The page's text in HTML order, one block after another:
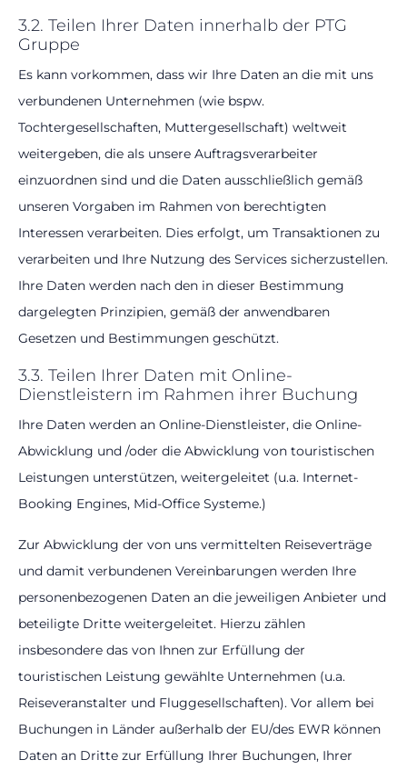
3.2. Teilen Ihrer Daten innerhalb der PTG
Gruppe
Es kann vorkommen, dass wir Ihre Daten an die mit uns
verbundenen Unternehmen (wie bspw.
Tochtergesellschaften, Muttergesellschaft) weltweit
weitergeben, die als unsere Auftragsverarbeiter
einzuordnen sind und die Daten ausschließlich gemäß
unseren Vorgaben im Rahmen von berechtigten
Interessen verarbeiten. Dies erfolgt, um Transaktionen zu
verarbeiten und Ihre Nutzung des Services sicherzustellen.
Ihre Daten werden nach den in dieser Bestimmung
dargelegten Prinzipien, gemäß der anwendbaren
Gesetzen und Bestimmungen geschützt.
3.3. Teilen Ihrer Daten mit Online-
Dienstleistern im Rahmen ihrer Buchung
Ihre Daten werden an Online-Dienstleister, die Online-
Abwicklung und /oder die Abwicklung von touristischen
Leistungen unterstützen, weitergeleitet (u.a. Internet-
Booking Engines, Mid-Office Systeme.)
Zur Abwicklung der von uns vermittelten Reiseverträge
und damit verbundenen Vereinbarungen werden Ihre
personenbezogenen Daten an die jeweiligen Anbieter und
beteiligte Dritte weitergeleitet. Hierzu zählen
insbesondere das von Ihnen zur Erfüllung der
touristischen Leistung gewählte Unternehmen (u.a.
Reiseveranstalter und Fluggesellschaften). Vor allem bei
Buchungen in Länder außerhalb der EU/des EWR können
Daten an Dritte zur Erfüllung Ihrer Buchungen, Ihrer